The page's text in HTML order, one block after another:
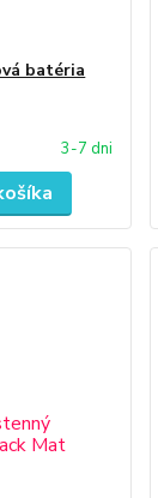
batéria
3-7 dni